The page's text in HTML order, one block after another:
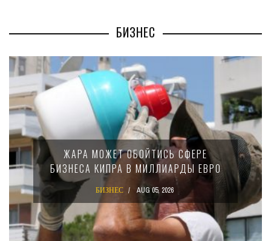
БИЗНЕС
ЖАРА МОЖЕТ ОБОЙТИСЬ СФЕРЕ
БИЗНЕСА КИПРА В МИЛЛИАРДЫ ЕВРО
БИЗНЕС AUG 05, 2026